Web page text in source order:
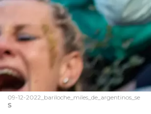
09-12-2022_bariloche_miles_de_argentinos_se
S